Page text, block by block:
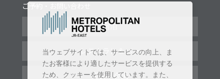
ご予約・お問い合わせ
宿泊
レストラン＆バー
宴会・会議
当ウェブサイトでは、サービスの向上、ま
たお客様により適したサービスを提供する
ため、クッキーを使用しています。また、